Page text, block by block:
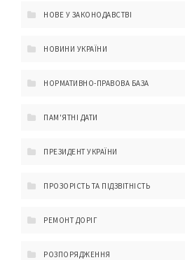
НОВЕ У ЗАКОНОДАВСТВІ
НОВИНИ УКРАЇНИ
НОРМАТИВНО-ПРАВОВА БАЗА
ПАМ'ЯТНІ ДАТИ
ПРЕЗИДЕНТ УКРАЇНИ
ПРОЗОРІСТЬ ТА ПІДЗВІТНІСТЬ
РЕМОНТ ДОРІГ
РОЗПОРЯДЖЕННЯ